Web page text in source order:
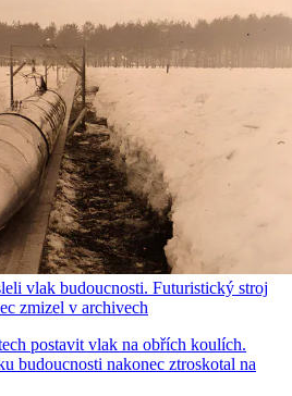
vlak budoucnosti. Futuristický stroj
zmizel v archivech
postavit vlak na obřích koulích.
budoucnosti nakonec ztroskotal na